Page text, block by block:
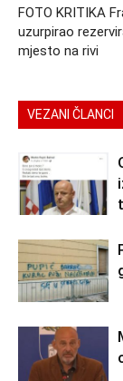
FOTO KRITIKA
uzurpirao
mjesto na rivi
VEZANI ČLANCI